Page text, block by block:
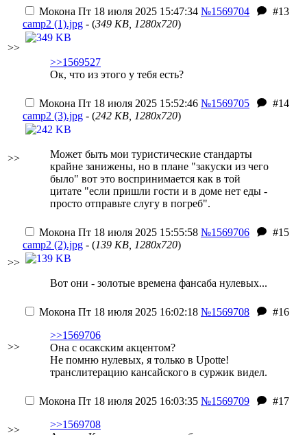
>>
Мокона Пт 18 июля 2025 15:47:34 №1569704
#13
camp2 (1).jpg - (349 KB, 1280x720)
>>1569527
Ок, что из этого у тебя есть?
>>
Мокона Пт 18 июля 2025 15:52:46 №1569705
#14
camp2 (3).jpg - (242 KB, 1280x720)
Может быть мои туристические стандарты
крайне занижены, но в плане "закуски из чего
было" вот это воспринимается как в той
цитате "если пришли гости и в доме нет еды -
просто отправьте слугу в погреб".
>>
Мокона Пт 18 июля 2025 15:55:58 №1569706
#15
camp2 (2).jpg - (139 KB, 1280x720)
Вот они - золотые времена фансаба нулевых...
>>
Мокона Пт 18 июля 2025 16:02:18 №1569708
#16
>>1569706
Она с осакским акцентом?
Не помню нулевых, я только в Upotte!
транслитерацию кансайского в суржик видел.
>>
Мокона Пт 18 июля 2025 16:03:35 №1569709
#17
>>1569708